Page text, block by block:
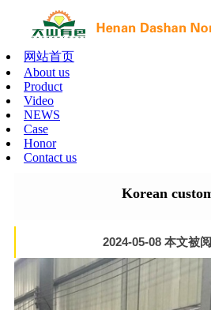
网站首页
About us
Product
Video
NEWS
Case
Honor
Contact us
Korean
2024-05-08 本文被